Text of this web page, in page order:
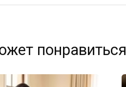
понравиться